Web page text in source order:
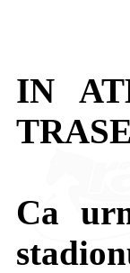
IN
Ca